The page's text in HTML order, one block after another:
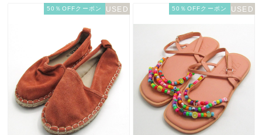
50％OFFクーポン 50％OFFクーポン